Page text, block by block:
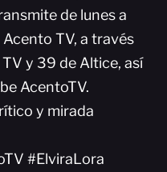
de lunes a
TV, a través
y 39 de Altice, así
AcentoTV.
y mirada
#ElviraLora